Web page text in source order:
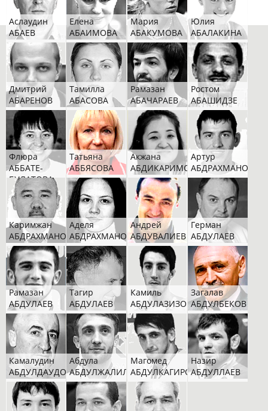
Аслаудин
АБАЕВ
Елена
АБАИМОВА
Мария
АБАКУМОВА
Юлия
АБАЛАКИНА
Дмитрий
АБАРЕНОВ
Тамилла
АБАСОВА
Рамазан
АБАЧАРАЕВ
Ростом
АБАШИДЗЕ
Флюра
АББАТЕ-
БУЛАТОВА
Татьяна
АББЯСОВА
Акжана
АБДИКАРИМОВА
Артур
АБДРАХМАНОВ
Каримжан
АБДРАХМАНОВ
Аделя
АБДРАХМАНОВА
Андрей
АБДУВАЛИЕВ
Герман
АБДУЛАЕВ
Рамазан
АБДУЛАЕВ
Тагир
АБДУЛАЕВ
Камиль
АБДУЛАЗИЗОВ
Загалав
АБДУЛБЕКОВ
Камалудин
АБДУЛДАУДОВ
Абдула
АБДУЛЖАЛИЛОВ
Магомед
АБДУЛКАГИРОВ
Назир
АБДУЛЛАЕВ